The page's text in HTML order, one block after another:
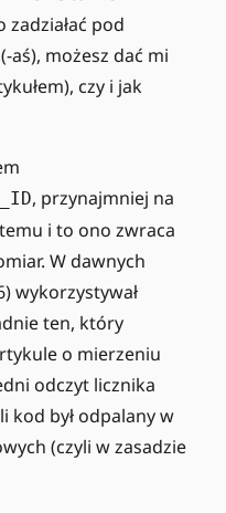
pod
aś), możesz dać mi
czy i jak
, przynajmniej na
i to ono zwraca
W dawnych
wykorzystywał
ten, który
o mierzeniu
odczyt licznika
kod był odpalany w
(czyli w zasadzie